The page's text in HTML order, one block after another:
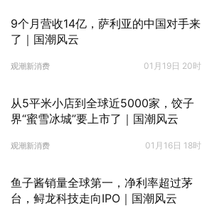
9个月营收14亿，萨利亚的中国对手来
了｜国潮风云
观潮新消费 01月19日 20时
从5平米小店到全球近5000家，饺子
界“蜜雪冰城”要上市了｜国潮风云
观潮新消费 01月16日 18时
鱼子酱销量全球第一，净利率超过茅
台，鲟龙科技走向IPO｜国潮风云